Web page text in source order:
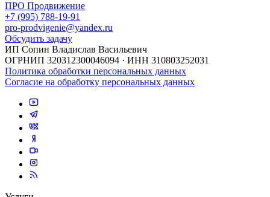
ПРО Продвижение
+7 (995) 788-19-91
pro-prodvigenie@yandex.ru
Обсудить задачу
ИП Сопин Владислав Васильевич
ОГРНИП 320312300046094 · ИНН 310803252031
Политика обработки персональных данных
Согласие на обработку персональных данных